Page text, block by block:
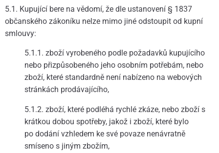
5.1. Kupující bere na vědomí, že dle ustanovení § 1837
občanského zákoníku nelze mimo jiné odstoupit od kupní
smlouvy:
5.1.1. zboží vyrobeného podle požadavků kupujícího
nebo přizpůsobeného jeho osobním potřebám, nebo
zboží, které standardně není nabízeno na webových
stránkách prodávajícího,
5.1.2. zboží, které podléhá rychlé zkáze, nebo zboží s
krátkou dobou spotřeby, jakož i zboží, které bylo
po dodání vzhledem ke své povaze nenávratně
smíseno s jiným zbožím,